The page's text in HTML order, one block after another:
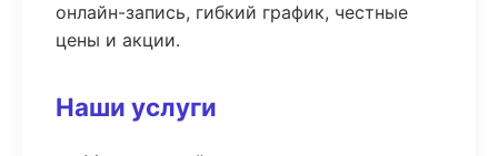
онлайн-запись, гибкий график, честные
цены и акции.
Наши услуги